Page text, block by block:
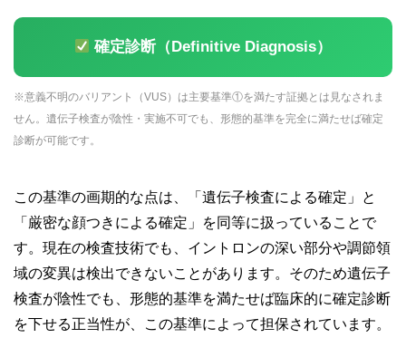
確定診断（Definitive Diagnosis）
※意義不明のバリアント（VUS）は主要基準①を満たす証拠とは見なされま
せん。遺伝子検査が陰性・実施不可でも、形態的基準を完全に満たせば確定
診断が可能です。
この基準の画期的な点は、「遺伝子検査による確定」と
「厳密な顔つきによる確定」を同等に扱っていることで
す。現在の検査技術でも、イントロンの深い部分や調節領
域の変異は検出できないことがあります。そのため遺伝子
検査が陰性でも、形態的基準を満たせば臨床的に確定診断
を下せる正当性が、この基準によって担保されています。